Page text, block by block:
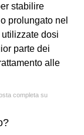
stabilire
prolungato nel
dosi
parte dei
alle
completa su